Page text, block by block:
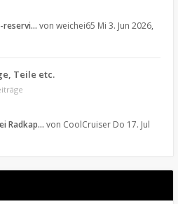
reservi… von weichei65 Mi 3. Jun 2026,
Teile etc.
Radkap… von CoolCruiser Do 17. Jul